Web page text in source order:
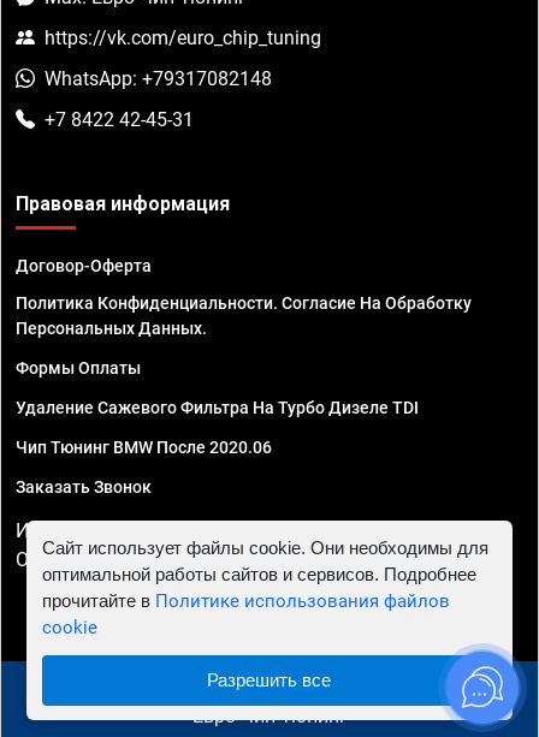
https://vk.com/euro_chip_tuning
WhatsApp: +79317082148
+7 8422 42-45-31
Правовая информация
Договор-Оферта
Политика Конфиденциальности. Согласие На Обработку
Персональных Данных.
Формы Оплаты
Удаление Сажевого Фильтра На Турбо Дизеле TDI
Чип Тюнинг BMW После 2020.06
Заказать Звонок
ИП Смирнов Георгий Павлович. ИНН 781302555843,
ОГРНИП 324470400032610
© 2010 - 2026 Чип тюнинг в Ульяновске - Автосервис
"Евро Чип Тюнинг"
Сайт использует файлы cookie. Они необходимы для
оптимальной работы сайтов и сервисов. Подробнее
прочитайте в Политике использования файлов
cookie
Разрешить все